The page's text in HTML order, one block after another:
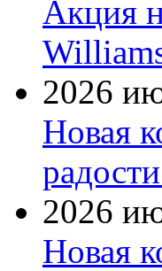
Акция
2026
Новая
2026
Новая